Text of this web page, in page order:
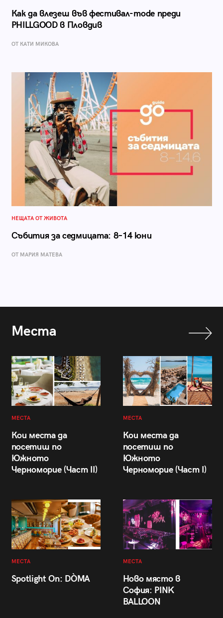
Как да влезеш във фестивал-mode преди
PHILLGOOD в Пловдив
ОТ КАТИ МИКОВА
НЕЩАТА ОТ ЖИВОТА
Събития за седмицата: 8–14 юни
ОТ МАРИЯ МАТЕВА
Места
МЕСТА
Кои места да
посетиш по
Южното
Черноморие (Част II)
МЕСТА
Кои места да
посетиш по
Южното
Черноморие (Част I)
МЕСТА
Spotlight On: DÒMA
МЕСТА
Ново място в
София: PINK
BALLOON